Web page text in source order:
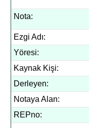
Nota:
Ezgi Adı:
Yöresi:
Kaynak Kişi:
Derleyen:
Notaya Alan:
REPno: